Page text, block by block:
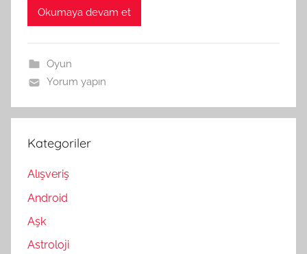
Okumaya devam et
Oyun
Yorum yapın
Kategoriler
Alışveriş
Android
Aşk
Astroloji